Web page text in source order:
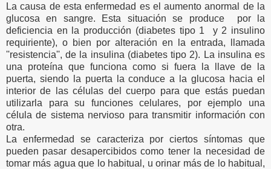
La causa de esta enfermedad es el aumento anormal de la
glucosa en sangre. Esta situación se produce por la
deficiencia en la producción (diabetes tipo 1 y 2 insulino
requiriente), o bien por alteración en la entrada, llamada
''resistencia'', de la insulina (diabetes tipo 2). La insulina es
una proteína que funciona como si fuera la llave de la
puerta, siendo la puerta la conduce a la glucosa hacia el
interior de las células del cuerpo para que estás puedan
utilizarla para su funciones celulares, por ejemplo una
célula de sistema nervioso para transmitir información con
otra.
La enfermedad se caracteriza por ciertos síntomas que
pueden pasar desapercibidos como tener la necesidad de
tomar más agua que lo habitual, u orinar más de lo habitual,